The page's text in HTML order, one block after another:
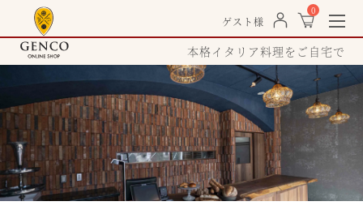
ゲスト様
0
本格イタリア料理をご自宅で